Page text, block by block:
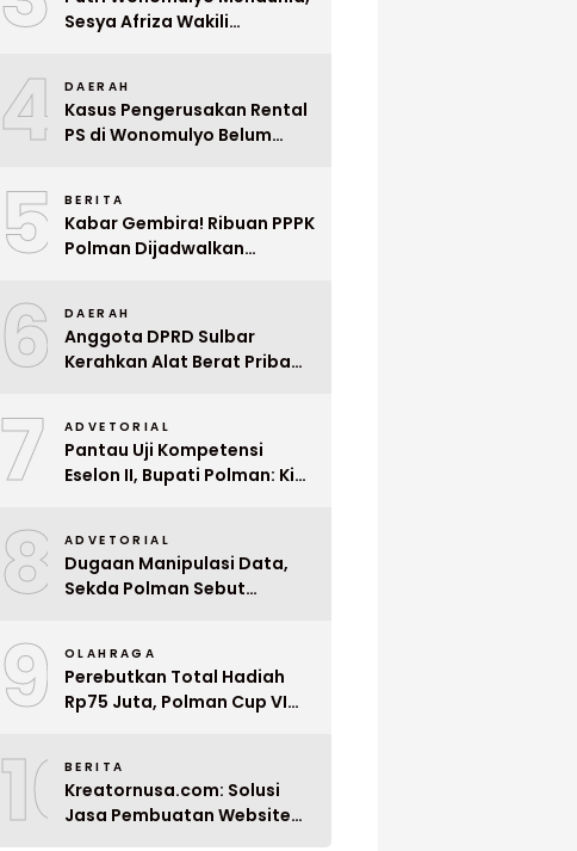
Sesya Afriza Wakili
4 DAERAH
Kasus Pengerusakan Rental
PS di Wonomulyo Belum
Pelaku
5 BERITA
Kabar Gembira! Ribuan PPPK
Polman Dijadwalkan
6 DAERAH
Anggota DPRD Sulbar
Kerahkan Alat Berat Pribadi
7 ADVETORIAL
Pantau Uji Kompetensi
Eselon II, Bupati Polman: Kita
8 ADVETORIAL
Dugaan Manipulasi Data,
Sekda Polman Sebut
Ditunda
9 OLAHRAGA
Perebutkan Total Hadiah
Rp75 Juta, Polman Cup VI
10BERITA
Kreatornusa.com: Solusi
Jasa Pembuatan Website